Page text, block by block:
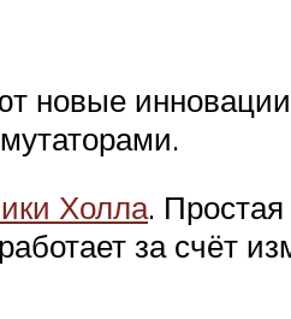
новые
Холла. Простая
за счёт